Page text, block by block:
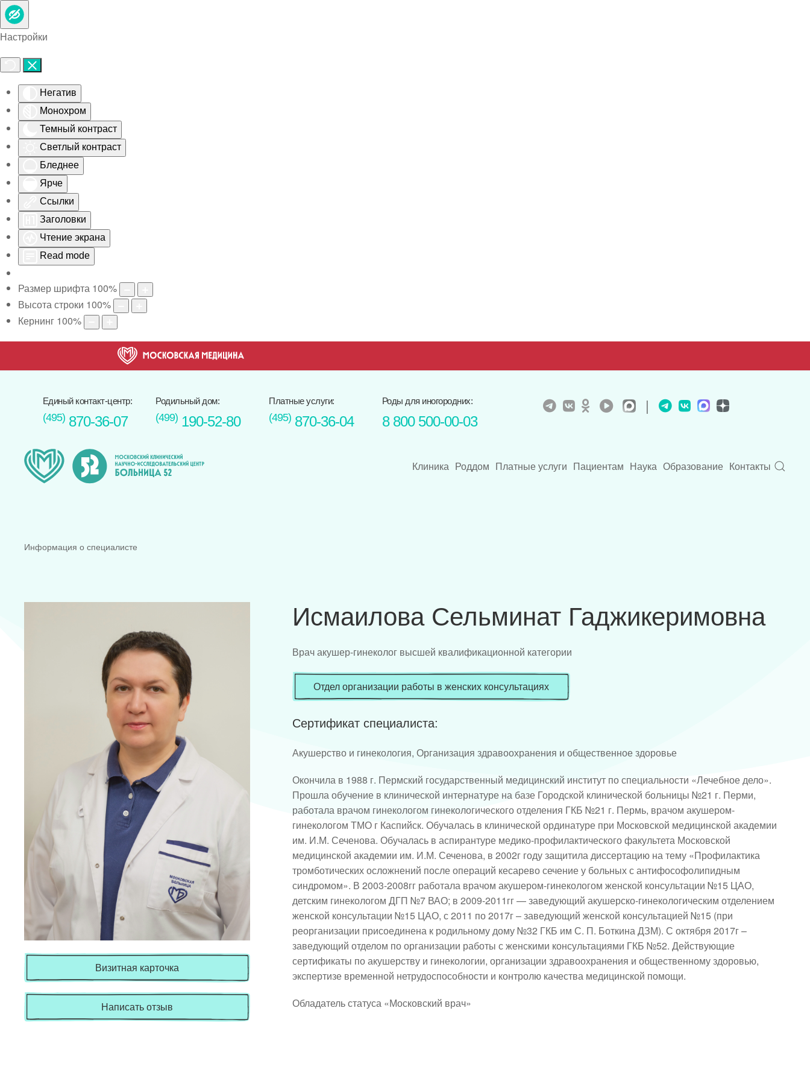
Настройки
Негатив
Монохром
Темный контраст
Светлый контраст
Бледнее
Ярче
Ссылки
Заголовки
Чтение экрана
Read mode
Размер шрифта 100%
Высота строки 100%
Кернинг 100%
Skip to main content
Единый контакт-центр:
(495)870-36-07
Родильный дом:
(499) 190-52-80
Платные услуги:
(495) 870-36-04
Роды для иногородних:
8 800 500-00-03
|
Клиника Роддом Платные услуги Пациентам Наука Образование Контакты
Информация о специалисте
Визитная карточка
Написать отзыв
Исмаилова Сельминат Гаджикеримовна
Врач акушер-гинеколог высшей квалификационной категории
Отдел организации работы в женских консультациях
Сертификат специалиста:
Акушерство и гинекология, Организация здравоохранения и общественное здоровье
Окончила в 1988 г. Пермский государственный медицинский институт по специальности «Лечебное дело».
Прошла обучение в клинической интернатуре на базе Городской клинической больницы №21 г. Перми,
работала врачом гинекологом гинекологического отделения ГКБ №21 г. Пермь, врачом акушером-
гинекологом ТМО г Каспийск. Обучалась в клинической ординатуре при Московской медицинской академии
им. И.М. Сеченова. Обучалась в аспирантуре медико-профилактического факультета Московской
медицинской академии им. И.М. Сеченова, в 2002г году защитила диссертацию на тему «Профилактика
тромботических осложнений после операций кесарево сечение у больных с антифософолипидным
синдромом». В 2003-2008гг работала врачом акушером-гинекологом женской консультации №15 ЦАО,
детским гинекологом ДГП №7 ВАО; в 2009-2011гг — заведующий акушерско-гинекологическим отделением
женской консультации №15 ЦАО, с 2011 по 2017г – заведующий женской консультацией №15 (при
реорганизации присоединена к родильному дому №32 ГКБ им С. П. Боткина ДЗМ). С октября 2017г –
заведующий отделом по организации работы с женскими консультациями ГКБ №52. Действующие
сертификаты по акушерству и гинекологии, организации здравоохранения и общественному здоровью,
экспертизе временной нетрудоспособности и контролю качества медицинской помощи.
Обладатель статуса «Московский врач»